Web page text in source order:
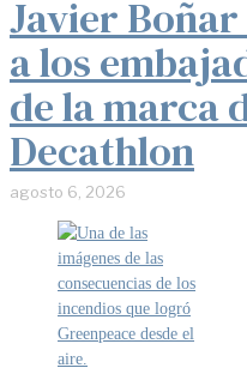
Javier Boñar
a los
de la marca
Decathlon
agosto 6, 2026